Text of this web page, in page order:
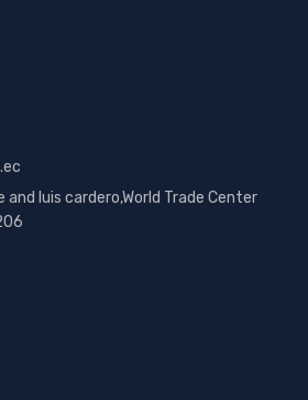
and luis cardero,World Trade Center